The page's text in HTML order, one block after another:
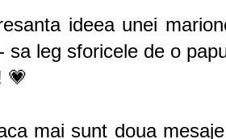
ideea unei
sa leg sforicele de o
💗
mai sunt doua